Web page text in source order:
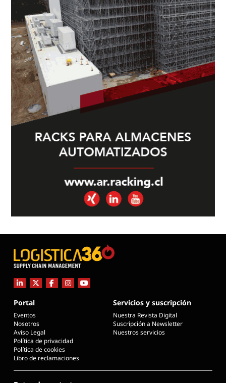
Portal
Eventos
Nosotros
Aviso Legal
Política de privacidad
Política de cookies
Libro de reclamaciones
Servicios y suscripción
Nuestra Revista Digital
Suscripción a Newsletter
Nuestros servicios